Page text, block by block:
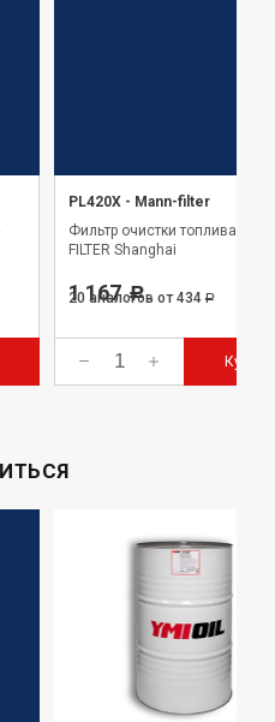
PL420X - Mann-filter
Фильтр очистки топлива
FILTER Shanghai
1 167 Р
20 аналогов от 434 Р
Купить